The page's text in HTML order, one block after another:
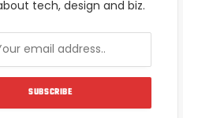
tech, design and biz.